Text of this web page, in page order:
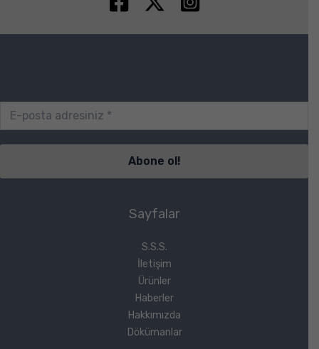
Sayfalar
S.S.S.
İletişim
Ürünler
Haberler
Hakkımızda
Dökümanlar